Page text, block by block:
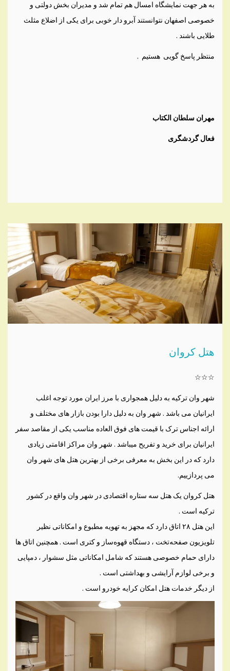
به هر جهت نمایشگاه امسال هم تمام شد و مدیران بخش دولتی و
خصوصی اصفهان نتوانستند آبرو دار خوبی برای یکی از اضلاع مثلث
طلایی باشند .
منتظر پاسخ گویی هستیم .
مهران سلطان الکتاب
فعال گردشگری
هتل کروان
☆☆☆
شهر وان ترکیه به دلیل همجواری با مرز ایران مورد توجه اغلب
ایرانیان می باشد . شهر وان به دلیل دارا بودن بازار های مختلف و
ارائه اجناس ترک با قیمت های فوق العاده مناسب یکی از مقاصد سفر
ایرانیان برای خرید و تفریح میباشد . شهر وان مراکز اقامتی زیادی
دارد که در این بخش به معرفی برخی از بهترین هتل های شهر وان
می پردازییم.
هتل کروان یک هتل سه ستاره اقتصادی در شهر وان واقع در کشور
ترکیه است .
این هتل ۲۸ اتاق دارد که مجهز به تهویه مطبوع و امکاناتی نظیر
تلویزیون صفحه‌تخت ، دستگاه قهوه‌ساز و کتری است . همچنین اتاق ‌ها
دارای حمام خصوصی هستند که شامل امکاناتی مثل سشوار ، دمپایی
و برخی لوازم آرایشی و بهداشتی است .
از دیگر خدمات هتل امکان کرایه خودرو است .